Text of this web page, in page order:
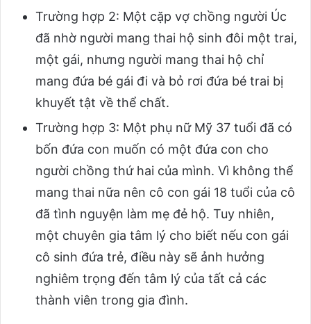
Trường hợp 2: Một cặp vợ chồng người Úc
đã nhờ người mang thai hộ sinh đôi một trai,
một gái, nhưng người mang thai hộ chỉ
mang đứa bé gái đi và bỏ rơi đứa bé trai bị
khuyết tật về thể chất.
Trường hợp 3: Một phụ nữ Mỹ 37 tuổi đã có
bốn đứa con muốn có một đứa con cho
người chồng thứ hai của mình. Vì không thể
mang thai nữa nên cô con gái 18 tuổi của cô
đã tình nguyện làm mẹ đẻ hộ. Tuy nhiên,
một chuyên gia tâm lý cho biết nếu con gái
cô sinh đứa trẻ, điều này sẽ ảnh hưởng
nghiêm trọng đến tâm lý của tất cả các
thành viên trong gia đình.